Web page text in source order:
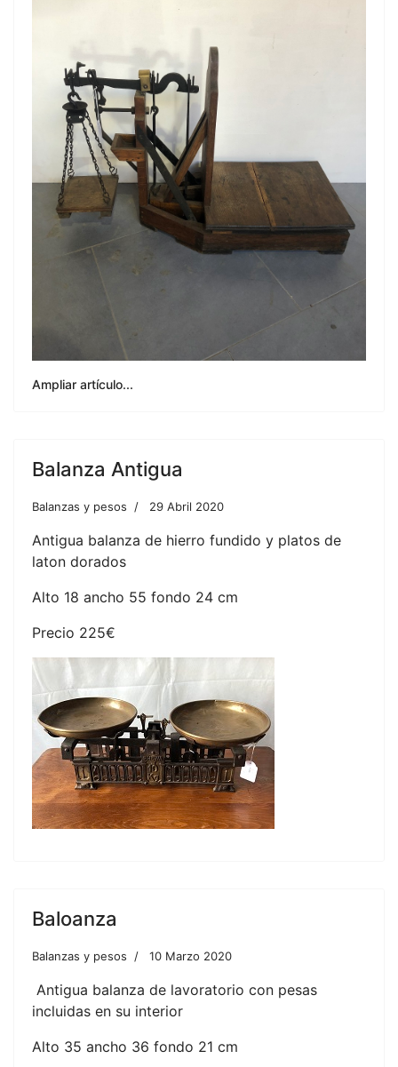
Ampliar artículo...
Balanza Antigua
Balanzas y pesos 29 Abril 2020
Antigua balanza de hierro fundido y platos de
laton dorados
Alto 18 ancho 55 fondo 24 cm
Precio 225€
Baloanza
Balanzas y pesos 10 Marzo 2020
Antigua balanza de lavoratorio con pesas
incluidas en su interior
Alto 35 ancho 36 fondo 21 cm